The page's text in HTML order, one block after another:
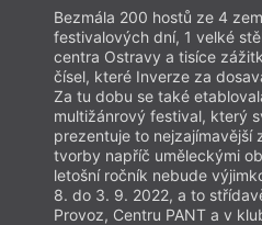
Bezmála 200 hostů ze 4
festivalových dní, 1 velké
centra Ostravy a tisíce
čísel, které Inverze za
Za tu dobu se také
multižánrový festival, který
prezentuje to nejzajímavější
tvorby napříč uměleckými
letošní ročník nebude
8. do 3. 9. 2022, a to
Provoz, Centru PANT a v